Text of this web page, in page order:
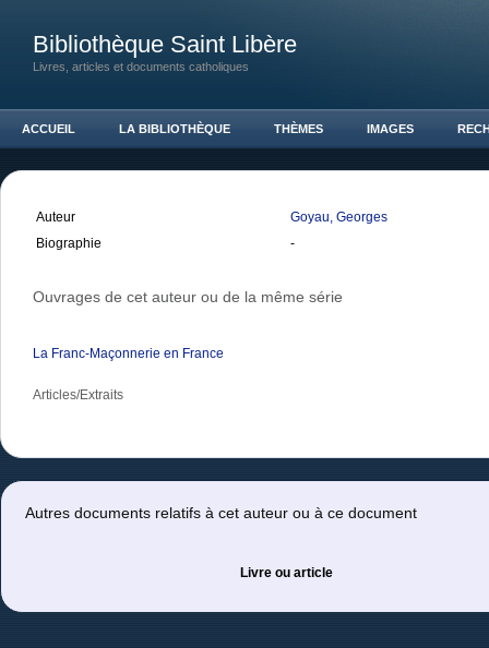
Bibliothèque Saint Libère
Livres, articles et documents catholiques
ACCUEIL LA BIBLIOTHÈQUE THÈMES IMAGES
Auteur
Goyau, Georges
Biographie
-
Ouvrages de cet auteur ou de la même série
La Franc-Maçonnerie en France
Articles/Extraits
Autres documents relatifs à cet auteur ou à ce document
Livre ou article